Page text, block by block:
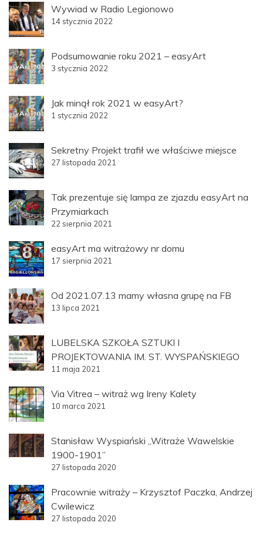
Wywiad w Radio Legionowo
14 stycznia 2022
Podsumowanie roku 2021 – easyArt
3 stycznia 2022
Jak minął rok 2021 w easyArt?
1 stycznia 2022
Sekretny Projekt trafił we właściwe miejsce
27 listopada 2021
Tak prezentuje się lampa ze zjazdu easyArt na
Przymiarkach
22 sierpnia 2021
easyArt ma witrażowy nr domu
17 sierpnia 2021
Od 2021.07.13 mamy własna grupę na FB
13 lipca 2021
LUBELSKA SZKOŁA SZTUKI I
PROJEKTOWANIA IM. ST. WYSPAŃSKIEGO
11 maja 2021
Via Vitrea – witraż wg Ireny Kalety
10 marca 2021
Stanisław Wyspiański „Witraże Wawelskie
1900-1901”
27 listopada 2020
Pracownie witraży – Krzysztof Paczka, Andrzej
Cwilewicz
27 listopada 2020